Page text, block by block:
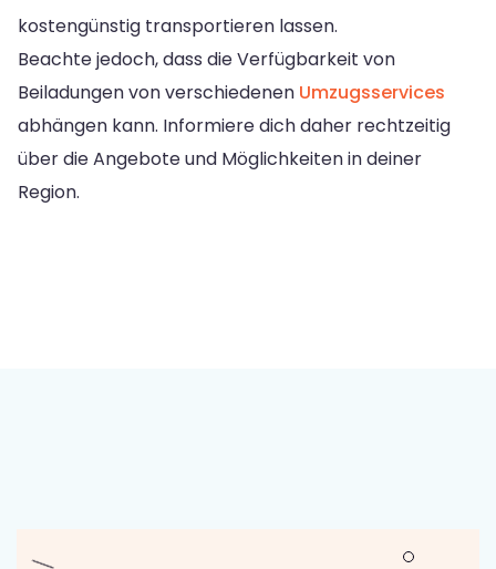
kostengünstig transportieren lassen.
Beachte jedoch, dass die Verfügbarkeit von
Beiladungen von verschiedenen Umzugsservices
abhängen kann. Informiere dich daher rechtzeitig
über die Angebote und Möglichkeiten in deiner
Region.